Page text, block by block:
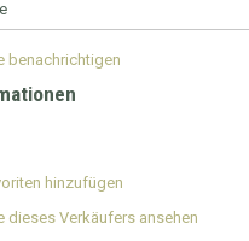
benachrichtigen
hinzufügen
dieses Verkäufers ansehen